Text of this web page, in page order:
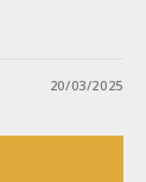
20/03/2025